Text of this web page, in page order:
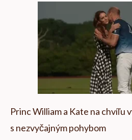
Princ William a Kate na chvíľu
s nezvyčajným pohybom